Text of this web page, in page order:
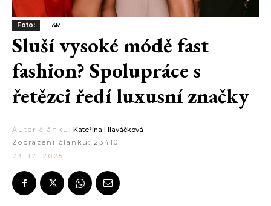
Foto: H&M
Sluší vysoké módě fast
fashion? Spolupráce s
řetězci ředí luxusní značky
Autor článku: Kateřina Hlaváčková
Zobrazení článku: 23410
23. 12. 2025